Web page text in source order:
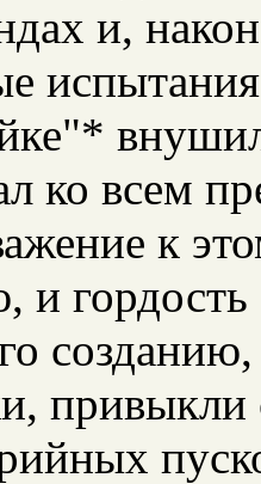
и,
ко всем
к
и гордость
привыкли